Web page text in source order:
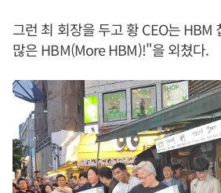
그런 최 회장을 두고 황 CEO는 HBM
많은 HBM(More HBM)!"을 외쳤다.